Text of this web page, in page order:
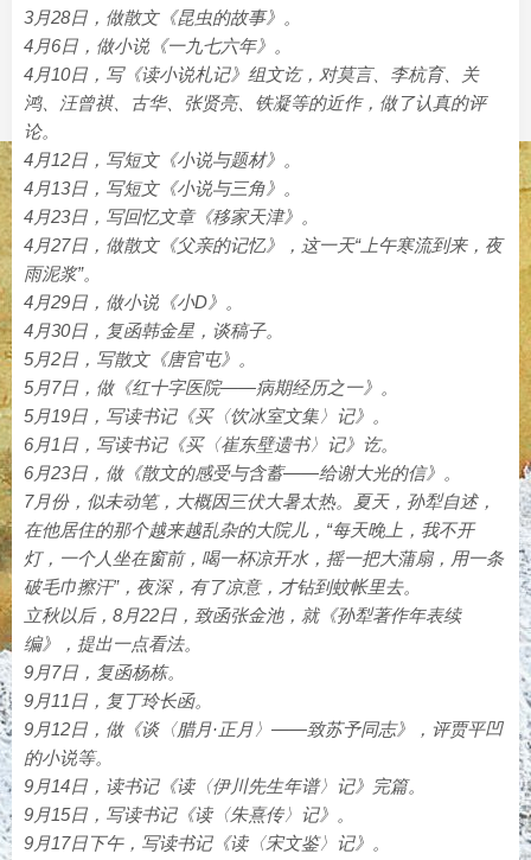
3月28日，做散文《昆虫的故事》。
4月6日，做小说《一九七六年》。
4月10日，写《读小说札记》组文讫，对莫言、李杭育、关
鸿、汪曾祺、古华、张贤亮、铁凝等的近作，做了认真的评
论。
4月12日，写短文《小说与题材》。
4月13日，写短文《小说与三角》。
4月23日，写回忆文章《移家天津》。
4月27日，做散文《父亲的记忆》，这一天“上午寒流到来，夜
雨泥浆”。
4月29日，做小说《小D》。
4月30日，复函韩金星，谈稿子。
5月2日，写散文《唐官屯》。
5月7日，做《红十字医院——病期经历之一》。
5月19日，写读书记《买〈饮冰室文集〉记》。
6月1日，写读书记《买〈崔东壁遗书〉记》讫。
6月23日，做《散文的感受与含蓄——给谢大光的信》。
7月份，似未动笔，大概因三伏大暑太热。夏天，孙犁自述，
在他居住的那个越来越乱杂的大院儿，“每天晚上，我不开
灯，一个人坐在窗前，喝一杯凉开水，摇一把大蒲扇，用一条
破毛巾擦汗”，夜深，有了凉意，才钻到蚊帐里去。
立秋以后，8月22日，致函张金池，就《孙犁著作年表续
编》，提出一点看法。
9月7日，复函杨栋。
9月11日，复丁玲长函。
9月12日，做《谈〈腊月·正月〉——致苏予同志》，评贾平凹
的小说等。
9月14日，读书记《读〈伊川先生年谱〉记》完篇。
9月15日，写读书记《读〈朱熹传〉记》。
9月17日下午，写读书记《读〈宋文鉴〉记》。